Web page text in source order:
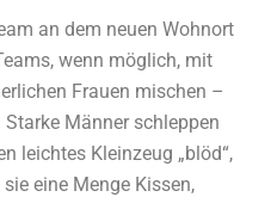
an dem neuen Wohnort
wenn möglich, mit
Frauen mischen –
Männer schleppen
leichtes Kleinzeug „blöd“,
eine Menge Kissen,